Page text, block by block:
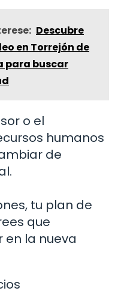
Descubre
en Torrejón de
para buscar
o el
humanos
de
tu plan de
que
la nueva